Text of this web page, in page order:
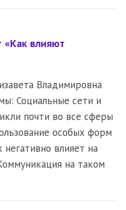
«Как влияют
Владимировна
Социальные сети и
почти во все сферы
особых форм
влияет на
на таком